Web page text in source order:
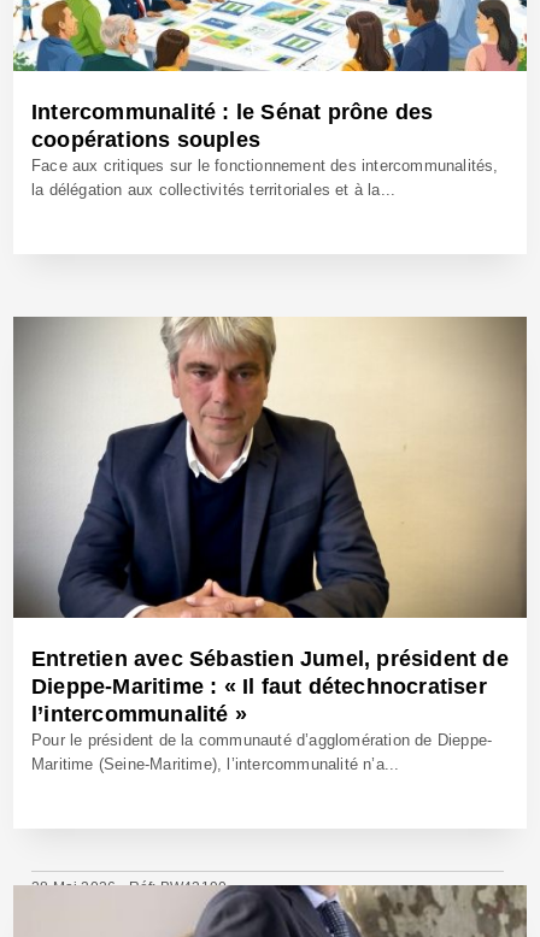
Intercommunalité : le Sénat prône des
coopérations souples
Face aux critiques sur le fonctionnement des intercommunalités,
la délégation aux collectivités territoriales et à la...
9 Juil 2026 - Réf: BW43267
Entretien avec Sébastien Jumel, président de
Dieppe-Maritime : « Il faut détechnocratiser
l’intercommunalité »
Pour le président de la communauté d’agglomération de Dieppe-
Maritime (Seine-Maritime), l’intercommunalité n’a...
28 Mai 2026 - Réf: BW43190